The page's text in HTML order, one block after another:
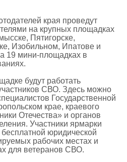
края проведут
на крупных площадках
Пятигорске,
Изобильном, Ипатове и
19 мини-площадках в
будут работать
СВО. Здесь можно
Государственной
крае, краевого
Отечества» и органов
Участники ярмарки
бесплатной юридической
рабочих местах и
для ветеранов СВО.